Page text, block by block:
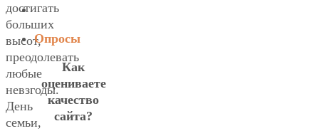
достигать
больших
высот,
преодолевать
любые
невзгоды.
День
семьи,
Опросы
Как
оцениваете
качество
сайта?